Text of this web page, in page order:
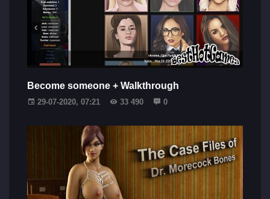
Become someone + Walkthrough
29-07-2020, 07:21 33 490 0